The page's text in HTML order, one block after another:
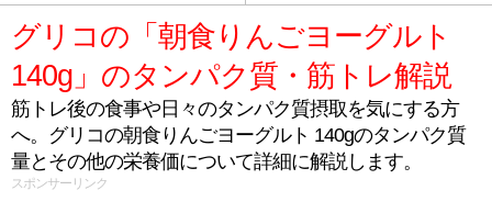
グリコの「朝食りんごヨーグルト
140g」のタンパク質・筋トレ解説
筋トレ後の食事や日々のタンパク質摂取を気にする方
へ。グリコの朝食りんごヨーグルト 140gのタンパク質
量とその他の栄養価について詳細に解説します。
スポンサーリンク